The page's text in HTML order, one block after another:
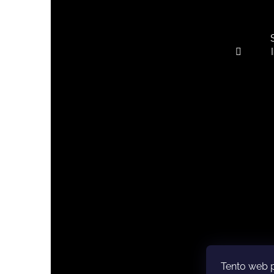
Tento web